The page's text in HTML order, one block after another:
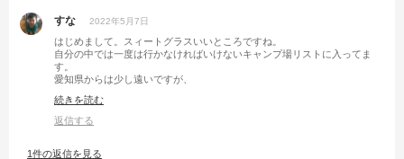
すな 2022年5月7日
はじめまして。スィートグラスいいところですね。
自分の中では一度は行かなければいけないキャンプ場リストに入ってま
す。
愛知県からは少し遠いですが、
続きを読む
返信する
1件の返信を見る